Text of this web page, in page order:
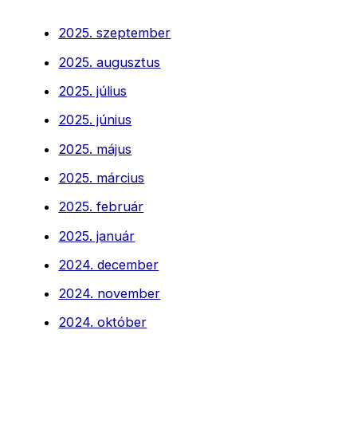
2025. szeptember
2025. augusztus
2025. július
2025. június
2025. május
2025. március
2025. február
2025. január
2024. december
2024. november
2024. október